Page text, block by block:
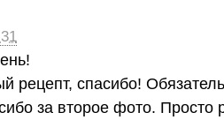
рецепт, спасибо!
за второе фото. Просто